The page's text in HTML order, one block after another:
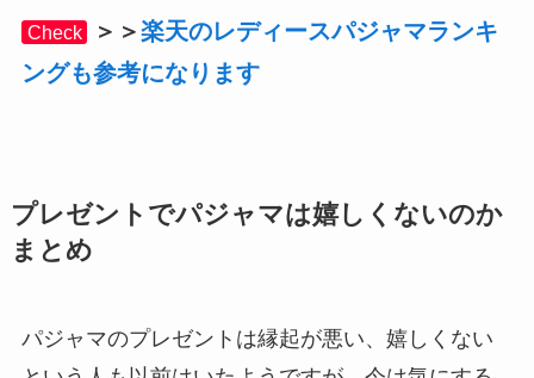
Check ＞＞楽天のレディースパジャマランキ
ングも参考になります
プレゼントでパジャマは嬉しくないのか
まとめ
パジャマのプレゼントは縁起が悪い、嬉しくない